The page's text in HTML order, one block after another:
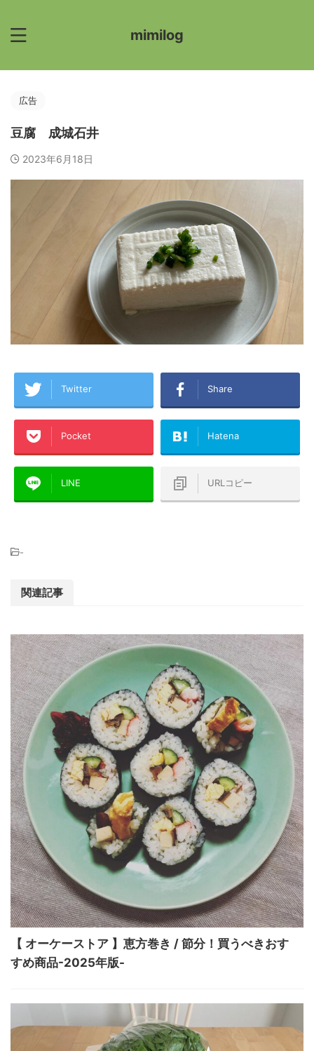
mimilog
広告
豆腐 成城石井
2023年6月18日
Twitter Share
Pocket Hatena
LINE URLコピー
-
関連記事
【 オーケーストア 】恵方巻き / 節分！買うべきおす
すめ商品-2025年版-